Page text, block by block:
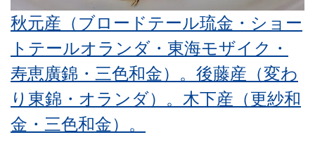
秋元産（ブロードテール琉金・ショー
トテールオランダ・東海モザイク・
寿恵廣錦・三色和金）。後藤産（変わ
り東錦・オランダ）。木下産（更紗和
金・三色和金）。